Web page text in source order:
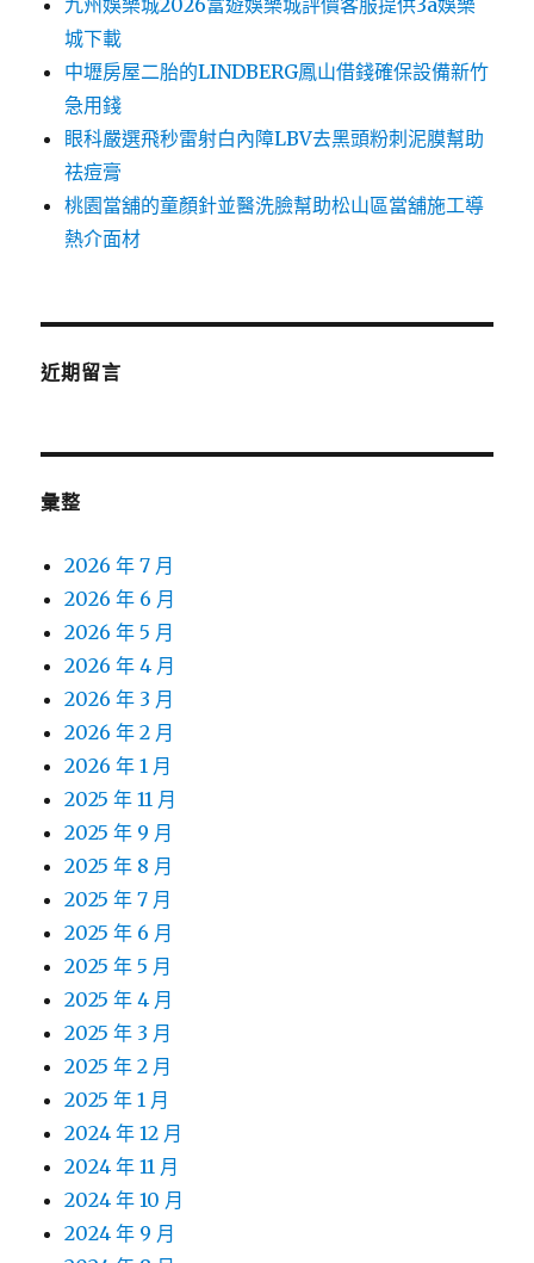
九州娛樂城2026富遊娛樂城評價客服提供3a娛樂
城下載
中壢房屋二胎的LINDBERG鳳山借錢確保設備新竹
急用錢
眼科嚴選飛秒雷射白內障LBV去黑頭粉刺泥膜幫助
祛痘膏
桃園當舖的童顏針並醫洗臉幫助松山區當舖施工導
熱介面材
近期留言
彙整
2026 年 7 月
2026 年 6 月
2026 年 5 月
2026 年 4 月
2026 年 3 月
2026 年 2 月
2026 年 1 月
2025 年 11 月
2025 年 9 月
2025 年 8 月
2025 年 7 月
2025 年 6 月
2025 年 5 月
2025 年 4 月
2025 年 3 月
2025 年 2 月
2025 年 1 月
2024 年 12 月
2024 年 11 月
2024 年 10 月
2024 年 9 月